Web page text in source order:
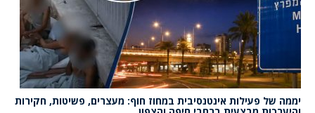
יממה של פעילות אינטנסיבית במחוז חוף: מעצרים, פשיטות, חקירות